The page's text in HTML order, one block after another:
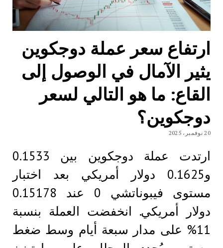
ارتفاع سعر عملة دوجكوين
يثير الآمال في الوصول إلى
القاع: ما هو التالي لسعر
دوجكوين؟
20 نوفمبر، 2025
ارتدت عملة دوجكوين بين 0.1533
و0.1625 دولار أمريكي بعد اختبار
مستوى فيبوناتشي 0 عند 0.15178
دولار أمريكي. انخفضت العملة بنسبة
11% على مدار سبعة أيام وسط ضغط